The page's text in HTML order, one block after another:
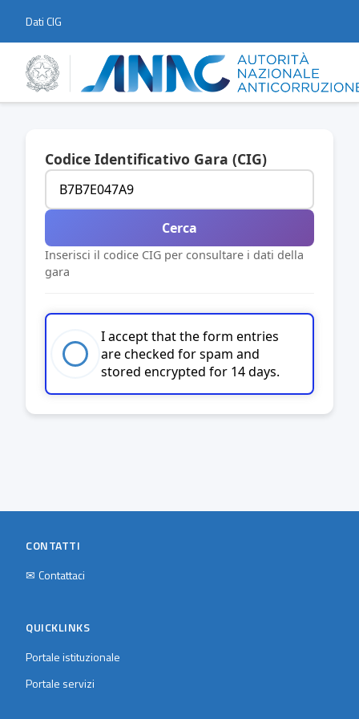
Dati CIG
Codice Identificativo Gara (CIG)
Cerca
Inserisci il codice CIG per consultare i dati della
gara
I accept that the form entries
are checked for spam and
stored encrypted for 14 days.
CONTATTI
✉ Contattaci
QUICKLINKS
Portale istituzionale
Portale servizi